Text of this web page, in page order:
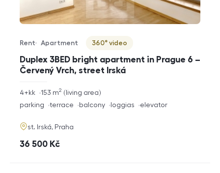
Duplex 3BED bright apartment in Prague 6 –
Červený Vrch, street Irská
Offer type
Rent
Property type
Apartment
Virtuální prohlídka
360° video
rozměry
disposition
4+kk living area
153 m2
funkce
parking terrace balcony loggias elevator
adresa
st. Irská, Praha
cena
36 500 Kč